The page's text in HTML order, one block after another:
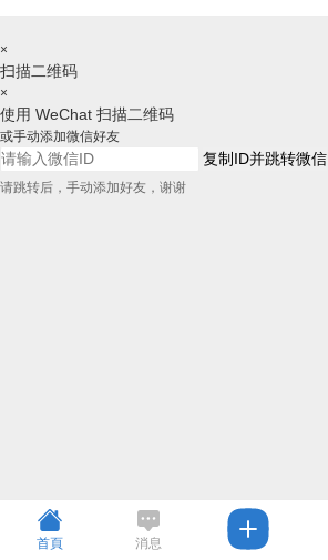
×
扫描二维码
×
使用 WeChat 扫描二维码
或手动添加微信好友
复制ID并跳转微信
请跳转后，手动添加好友，谢谢
首頁 消息